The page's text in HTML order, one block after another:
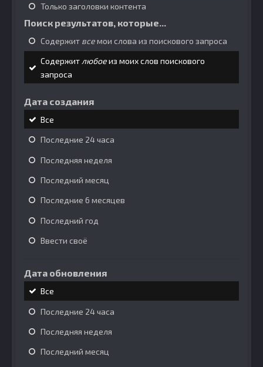
Только заголовки контента
Поиск результатов, которые...
Содержит всемои слова из поискового запроса
Содержитлюбоеиз моих слов поискового
запроса
Дата создания
Все
Последние 24 часа
Последняя неделя
Последний месяц
Последние 6 месяцев
Последний год
Ввести своё
Дата обновления
Все
Последние 24 часа
Последняя неделя
Последний месяц